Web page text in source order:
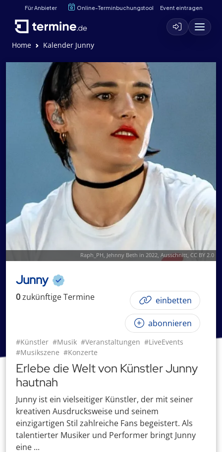
Für Anbieter Online-Terminbuchungstool Event eintragen
Home Kalender Junny
Raph_PH, Jehnny Beth in 2022, Ausschnitt, CC BY 2.0
Junny
0zukünftigeTermine einbetten
abonnieren
#Künstler #Musik #Veranstaltungen #LiveEvents
#Musikszene #Konzerte
Erlebe die Welt von Künstler Junny
hautnah
Junny ist ein vielseitiger Künstler, der mit seiner
kreativen Ausdrucksweise und seinem
einzigartigen Stil zahlreiche Fans begeistert. Als
talentierter Musiker und Performer bringt Junny
eine ...